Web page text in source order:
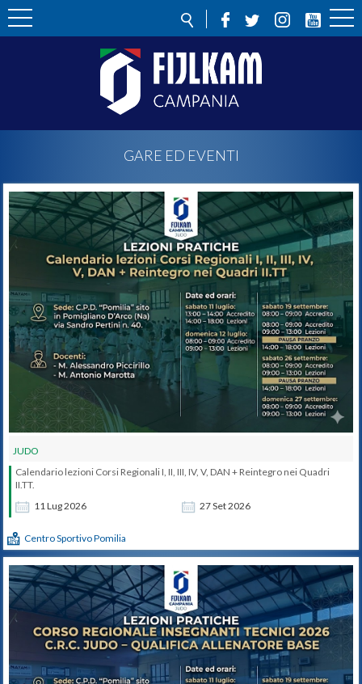
GARE ED EVENTI
JUDO
11Lug2026 27Set2026
Calendario lezioni Corsi Regionali I, II, III, IV, V, DAN + Reintegro nei Quadri
II.TT.
Centro Sportivo Pomilia